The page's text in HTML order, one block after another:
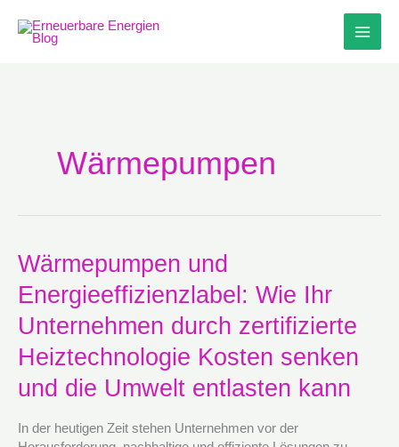
Inhalt
springen
Wärmepumpen
Wärmepumpen und
Energieeffizienzlabel: Wie Ihr
Unternehmen durch zertifizierte
Heiztechnologie Kosten senken
und die Umwelt entlasten kann
In der heutigen Zeit stehen Unternehmen vor der
Wärmepumpen
und
Energieeffizienzlabel:
Ihr
Unternehmen
durch
zertifizierte
Kosten
senken